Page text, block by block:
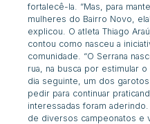
fortalecê-la. “Mas, para
mulheres do Bairro Novo,
explicou. O atleta Thiago
contou como nasceu a
comunidade. “O Serrana
rua, na busca por estimular
dia seguinte, um dos
pedir para continuar
interessadas foram
de diversos campeonatos e